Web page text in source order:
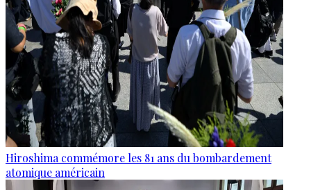
Hiroshima commémore les 81 ans du bombardement
atomique américain